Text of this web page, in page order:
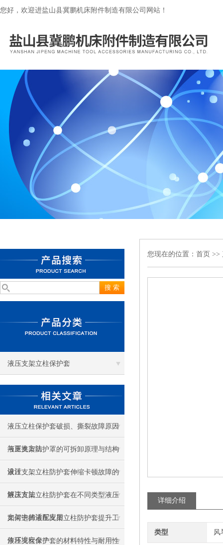
您好，欢迎进盐山县冀鹏机床附件制造有限公司网站！
液压支架立柱保护套
液压立柱保护套破损、撕裂故障原因
与更换方法
液压支架防护罩的可拆卸原理与结构
设计
液压支架立柱防护套伸缩卡顿故障的
解决方法
液压支架立柱防护套在不同类型液压
支架中的适配应用
如何选择液压支架立柱防护套提升工
作环境安全？
液压支柱保护套的材料特性与耐用性
您现在的位置： 首页 >>
详细介绍
类型 风